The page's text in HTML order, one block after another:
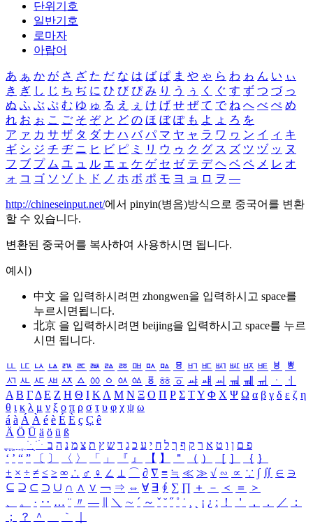
단위기호
일반기호
로마자
아랍어
あ ぁ か が さ ざ た だ な は ば ぱ ま や ゃ ら わ ゎ ん い ぃ
き ぎ し じ ち ぢ に ひ び ぴ み り う ぅ く ぐ す ず つ づ っ
ぬ ふ ぶ ぷ む ゆ ゅ る え ぇ け げ せ ぜ て で ね へ べ ぺ め
れ お ぉ こ ご そ ぞ と ど の ほ ぼ ぽ も よ ょ ろ を
ア ァ カ サ ザ タ ダ ナ ハ バ パ マ ヤ ャ ラ ワ ヮ ン イ ィ キ
ギ シ ジ チ ヂ ニ ヒ ビ ピ ミ リ ウ ゥ ク グ ス ズ ツ ヅ ッ ヌ
フ ブ プ ム ユ ュ ル エ ェ ケ ゲ セ ゼ テ デ ヘ ベ ペ メ レ オ
ォ コ ゴ ソ ゾ ト ド ノ ホ ボ ポ モ ヨ ョ ロ ヲ ―
http://chineseinput.net/에서 pinyin(병음)방식으로 중국어를 변환
할 수 있습니다.
변환된 중국어를 복사하여 사용하시면 됩니다.
예시)
中文 을 입력하시려면 zhongwen을 입력하시고 space를
누르시면됩니다.
北京 을 입력하시려면 beijing을 입력하시고 space를 누르
시면 됩니다.
ㅥ ㅦ ㅧ ㅨ ㅩ ㅪ ㅫ ㅬ ㅭ ㅮ ㅯ ㅰ ㅱ ㅲ ㅳ ㅴ ㅵ ㅶ ㅷ ㅸ
ㅹ
ㅺ ㅻ ㅼ ㅽ ㅾ ㅿ ㆀ ㆁ ㆂ ㆃ ㆄ ㆅ ㆆ ㆇ ㆈ ㆉ ㆊ ㆋ ㆌ ㆍ
ㆎ
Α Β ΓΔ Ε Ζ Η Θ Ι ΚΛ Μ Ν Ξ Ο Π Ρ Σ ΤΥ Φ Χ Ψ Ω α β γ δ ε ζ η
θ ι κ λ μ ν ξ ο π ρ σ τ υ φ χ ψ ω
á à Á À é è É È ç Ç ê
Ä Ö Ü ä ö ü ß
ִֶֹ ֻּ ׁׂ פ ם ן ו ט א ר ק ף ך ל ח י ע כ ג ד ש ץ ת צ מ נ ה ב
‘ ’ “ ” 〔 〕 〈 〉 「 」 『 』 【 】 ＂ （ ） ［ ］ ｛ ｝
± × ÷ ≠ ≤ ≥ ∞ ∴ ♂ ♀ ∠ ⊥ ⌒ ∂ ∇ ≡ ≒ ≪ ≫ √ ∽ ∝ ∵ ∫ ∬ ∈ ∋
⊆ ⊇ ⊂ ⊃ ∪ ∩ ∧ ∨ ￢ ⇒ ⇔ ∀ ∃ ∮ ∑ ∏ ＋ － ＜ ＝
＞
、
。 · ‥ … ¨ 〃 ― ＼ ∼ ´ ～ ˇ ˘ ˝ ˚ ˙ ¸ ¡ ¿ ː ！ ＇ ， ． ／
：
；
？ ＾ ｀